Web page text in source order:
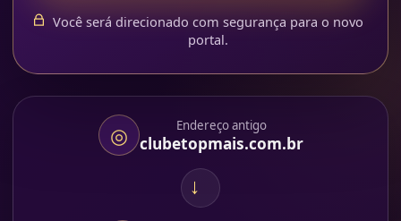
Você será direcionado com segurança para o novo
portal.
◎ Endereço antigo
clubetopmais.com.br
→